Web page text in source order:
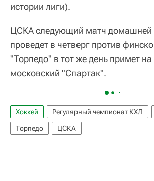
истории лиги).
ЦСКА следующий матч домашней
проведет в четверг против
"Торпедо" в тот же день примет
московский "Спартак".
Хоккей Регулярный чемпионат КХЛ
Торпедо
ЦСКА